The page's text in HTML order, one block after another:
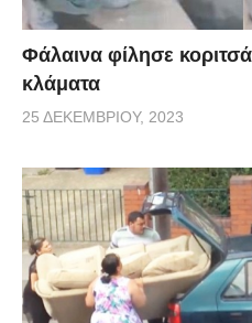
Φάλαινα φίλησε
κλάματα
25 ΔΕΚΕΜΒΡΊΟΥ, 2023